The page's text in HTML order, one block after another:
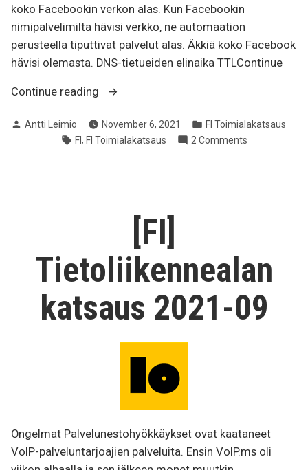
koko Facebookin verkon alas. Kun Facebookin
nimipalvelimilta hävisi verkko, ne automaation
perusteella tiputtivat palvelut alas. Äkkiä koko Facebook
hävisi olemasta. DNS-tietueiden elinaika TTLContinue
Continue reading
“[FI]
katsaus
2021-
Posted
Antti Leimio November 6, 2021
Posted
in
FI Toimialakatsaus
Tags:
FI, FI Toimialakatsaus 2 Commentson
[FI]
Tietoliikennealan
katsaus 2021-09
Ongelmat Palvelunestohyökkäykset ovat kaataneet
VoIP-palveluntarjoajien palveluita. Ensin VoIP.ms oli